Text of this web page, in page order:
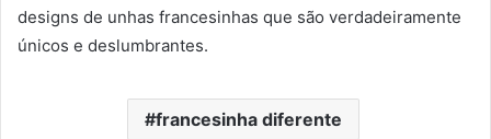
designs de unhas francesinhas que são verdadeiramente
únicos e deslumbrantes.
francesinha diferente